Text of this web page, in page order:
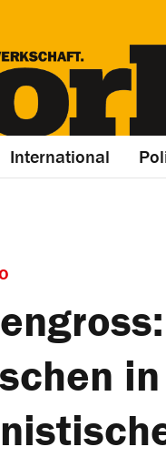
International